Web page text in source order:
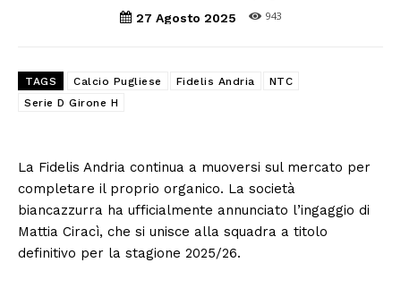
27 Agosto 2025
943
TAGS Calcio Pugliese Fidelis Andria
NTC
Serie D Girone H
La Fidelis Andria continua a muoversi sul mercato per
completare il proprio organico. La società
biancazzurra ha ufficialmente annunciato l’ingaggio di
Mattia Ciracì, che si unisce alla squadra a titolo
definitivo per la stagione 2025/26.